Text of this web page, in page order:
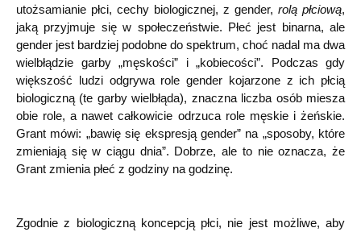
utożsamianie płci, cechy biologicznej, z gender, rolą płciową,
jaką przyjmuje się w społeczeństwie. Płeć jest binarna, ale
gender jest bardziej podobne do spektrum, choć nadal ma dwa
wielbłądzie garby „męskości” i „kobiecości”. Podczas gdy
większość ludzi odgrywa role gender kojarzone z ich płcią
biologiczną (te garby wielbłąda), znaczna liczba osób miesza
obie role, a nawet całkowicie odrzuca role męskie i żeńskie.
Grant mówi: „bawię się ekspresją gender” na „sposoby, które
zmieniają się w ciągu dnia”. Dobrze, ale to nie oznacza, że
Grant zmienia płeć z godziny na godzinę.
Zgodnie z biologiczną koncepcją płci, nie jest możliwe, aby